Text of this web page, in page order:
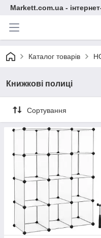
Markett.com.ua -
Каталог товарів
Книжкові полиці
Сортування